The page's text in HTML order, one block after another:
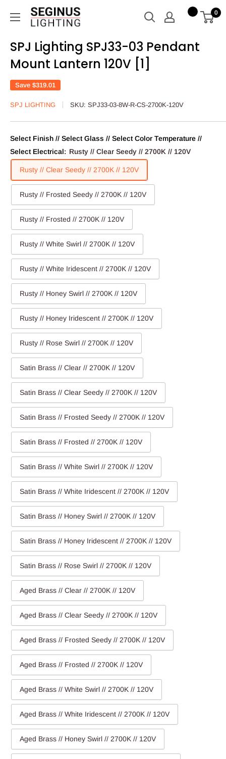
Seginus
Lighting
0
SPJ Lighting SPJ33-03 Pendant
Mount Lantern 120V [1]
Save $319.01
SPJ LIGHTING SKU: SPJ33-03-8W-R-CS-2700K-120V
Select Finish // Select Glass // Select Color Temperature //
Select Electrical: Rusty // Clear Seedy // 2700K // 120V
Rusty // Clear Seedy // 2700K // 120V
Rusty // Frosted Seedy // 2700K // 120V
Rusty // Frosted // 2700K // 120V
Rusty // White Swirl // 2700K // 120V
Rusty // White Iridescent // 2700K // 120V
Rusty // Honey Swirl // 2700K // 120V
Rusty // Honey Iridescent // 2700K // 120V
Rusty // Rose Swirl // 2700K // 120V
Satin Brass // Clear // 2700K // 120V
Satin Brass // Clear Seedy // 2700K // 120V
Satin Brass // Frosted Seedy // 2700K // 120V
Satin Brass // Frosted // 2700K // 120V
Satin Brass // White Swirl // 2700K // 120V
Satin Brass // White Iridescent // 2700K // 120V
Satin Brass // Honey Swirl // 2700K // 120V
Satin Brass // Honey Iridescent // 2700K // 120V
Satin Brass // Rose Swirl // 2700K // 120V
Aged Brass // Clear // 2700K // 120V
Aged Brass // Clear Seedy // 2700K // 120V
Aged Brass // Frosted Seedy // 2700K // 120V
Aged Brass // Frosted // 2700K // 120V
Aged Brass // White Swirl // 2700K // 120V
Aged Brass // White Iridescent // 2700K // 120V
Aged Brass // Honey Swirl // 2700K // 120V